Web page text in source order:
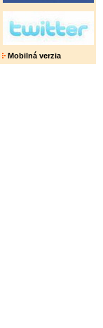
Mobilná verzia